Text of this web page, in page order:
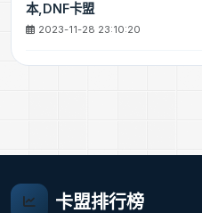
本,DNF卡盟
2023-11-28 23:10:20
卡盟排行榜